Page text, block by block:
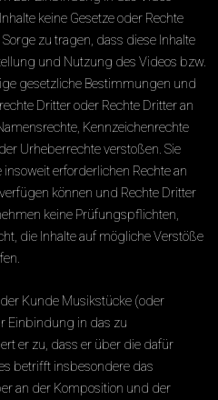
keine Gesetze oder Rechte
zu tragen, dass diese Inhalte
und Nutzung des Videos bzw.
gesetzliche Bestimmungen und
Dritter oder Rechte Dritter an
Kennzeichenrechte
Urheberrechte verstoßen. Sie
erforderlichen Rechte an
können und Rechte Dritter
keine Prüfungspflichten,
die Inhalte auf mögliche Verstöße
Kunde Musikstücke (oder
Einbindung in das zu
er zu, dass er über die dafür
betrifft insbesondere das
an der Komposition und der